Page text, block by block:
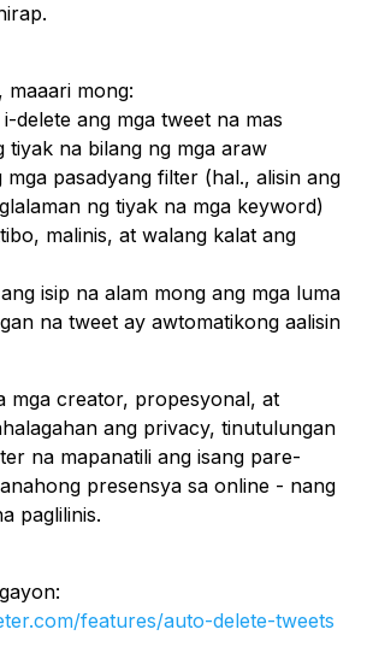
maaari mong:
delete ang mga tweet na mas
tiyak na bilang ng mga araw
pasadyang filter (hal., alisin ang
ng tiyak na mga keyword)
malinis, at walang kalat ang
isip na alam mong ang mga luma
na tweet ay awtomatikong aalisin
mga creator, propesyonal, at
ang privacy, tinutulungan
na mapanatili ang isang pare-
presensya sa online - nang
paglilinis.
features/auto-delete-tweets